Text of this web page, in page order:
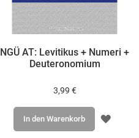
NGÜ AT: Levitikus + Numeri +
Deuteronomium
3,99 €
In den Warenkorb ZUR